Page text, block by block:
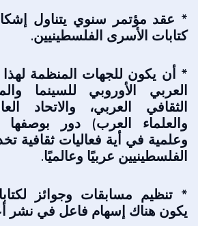
* عقد مؤتمر سنوي يتناول
كتابات الأسرى الفلسطينيين.
* أن يكون للجهات المنظمة لهذا
العربي الأوروبي للسينما
الثقافي العربي، والاتحاد
والعلماء العرب) دور
وعلمية في أية فعاليات ثقافية
الفلسطينيين عربيًا وعالميًا.
* تنظيم مسابقات وجوائز
يكون هناك إسهام فاعل في نشر